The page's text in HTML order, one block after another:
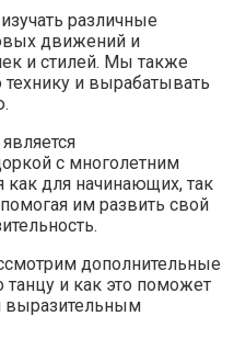
различные
движений и
и стилей. Мы также
и вырабатывать
с многолетним
как для начинающих, так
им развить свой
дополнительные
и как это поможет
выразительным